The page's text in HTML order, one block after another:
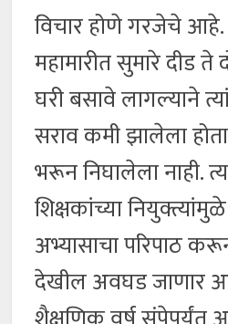
विचार होणे गरजेचे
महामारीत सुमारे दीड ते
घरी बसावे लागल्याने
सराव कमी झालेला
भरून निघालेला नाही.
शिक्षकांच्या
अभ्यासाचा परिपाठ
देखील अवघड जाणार